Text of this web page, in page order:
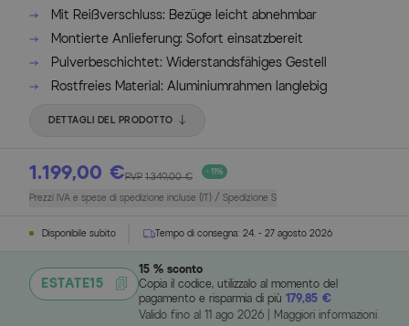
Mit Reißverschluss: Bezüge leicht abnehmbar
Montierte Anlieferung: Sofort einsatzbereit
Pulverbeschichtet: Widerstandsfähiges Gestell
Rostfreies Material: Aluminiumrahmen langlebig
DETTAGLI DEL PRODOTTO
1.199,00 €PVP 1.349,00 € - 11%
Prezzi IVA e spese di spedizione incluse (IT) / Spedizione S
Disponibile subito Tempo di consegna: 24. - 27 agosto 2026
ESTATE15
15 % sconto
Copia il codice, utilizzalo al momento del
pagamento e risparmia di più 179,85 €
Valido fino al 11 ago 2026| Maggiori informazioni